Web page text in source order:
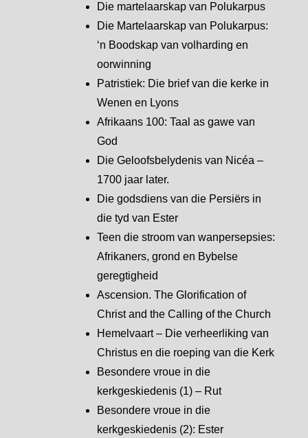
Die martelaarskap van Polukarpus
Die Martelaarskap van Polukarpus:
‘n Boodskap van volharding en
oorwinning
Patristiek: Die brief van die kerke in
Wenen en Lyons
Afrikaans 100: Taal as gawe van
God
Die Geloofsbelydenis van Nicéa –
1700 jaar later.
Die godsdiens van die Persiërs in
die tyd van Ester
Teen die stroom van wanpersepsies:
Afrikaners, grond en Bybelse
geregtigheid
Ascension. The Glorification of
Christ and the Calling of the Church
Hemelvaart – Die verheerliking van
Christus en die roeping van die Kerk
Besondere vroue in die
kerkgeskiedenis (1) – Rut
Besondere vroue in die
kerkgeskiedenis (2): Ester